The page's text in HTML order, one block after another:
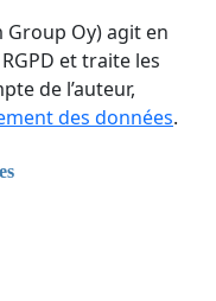
Oy) agit en
et traite les
de l’auteur,
des données.